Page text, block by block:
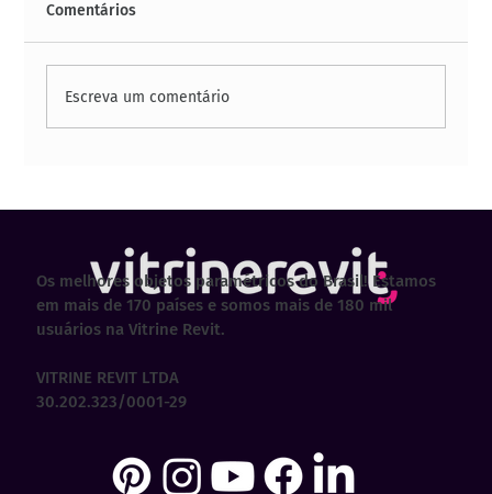
Comentários
Escreva um comentário
Os melhores objetos paramétricos do Brasil! Estamos
em mais de 170 países e somos mais de 180 mil
usuários na Vitrine Revit.
VITRINE REVIT LTDA
30.202.323/0001-29